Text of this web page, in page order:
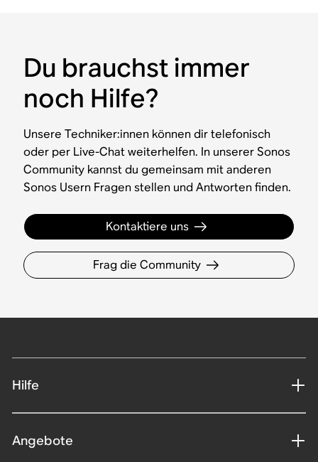
Du brauchst immer
noch Hilfe?
Unsere Techniker:innen können dir telefonisch
oder per Live-Chat weiterhelfen. In unserer Sonos
Community kannst du gemeinsam mit anderen
Sonos Usern Fragen stellen und Antworten finden.
Kontaktiere uns
Frag die Community
Hilfe
Angebote